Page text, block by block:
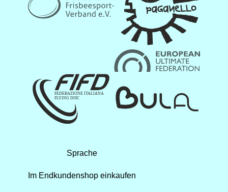
Sprache
Im Endkundenshop einkaufen